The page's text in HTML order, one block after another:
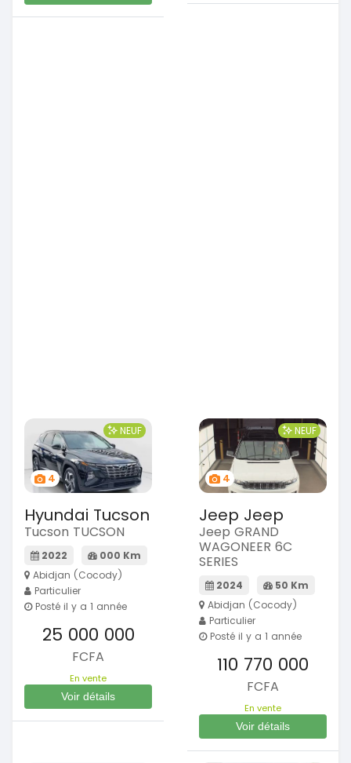
4
NEUF
Hyundai Tucson
Tucson TUCSON
2022
000 Km
Abidjan (Cocody)
Particulier
Posté il y a 1 année
25 000 000
FCFA
En vente
Voir détails
4
NEUF
Jeep Jeep
Jeep GRAND
WAGONEER 6C
SERIES
2024
50 Km
Abidjan (Cocody)
Particulier
Posté il y a 1 année
110 770 000
FCFA
En vente
Voir détails